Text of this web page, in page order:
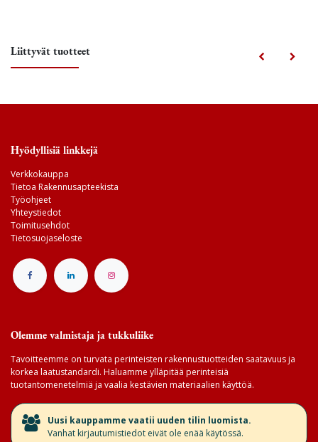
Liittyvät tuotteet
Hyödyllisiä linkkejä
Verkkokauppa
Tietoa Rakennusapteekista
Työohjeet
Yhteystiedot
Toimitusehdot
Tietosuojaseloste
Olemme valmistaja ja tukkuliike
Tavoitteemme on turvata perinteisten rakennustuotteiden saatavuus ja
korkea laatustandardi. Haluamme ylläpitää perinteisiä
tuotantomenetelmiä ja vaalia kestävien materiaalien käyttöä.
​Uusi kauppamme vaatii uuden tilin luomista.
Vanhat kirjautumistiedot eivät ole enää käytössä.